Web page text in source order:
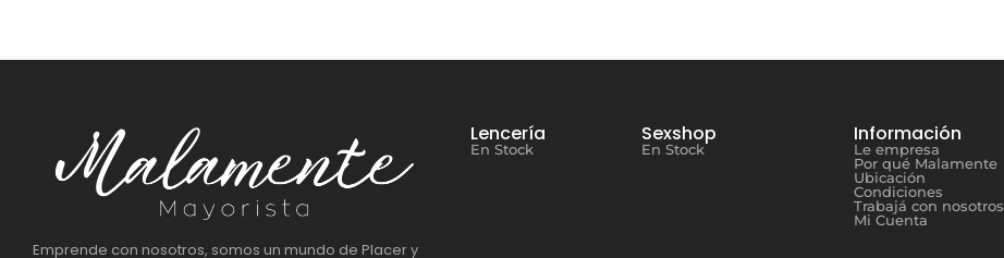
Emprende con nosotros, somos un mundo de Placer y
Lencería
En Stock
Sexshop
En Stock
Información
Le empresa
Por qué Malamente
Ubicación
Condiciones
Trabajá con nosotros
Mi Cuenta